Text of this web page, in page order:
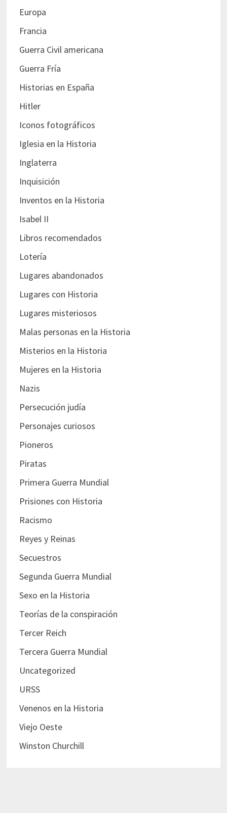
Europa
Francia
Guerra Civil americana
Guerra Fría
Historias en España
Hitler
Iconos fotográficos
Iglesia en la Historia
Inglaterra
Inquisición
Inventos en la Historia
Isabel II
Libros recomendados
Lotería
Lugares abandonados
Lugares con Historia
Lugares misteriosos
Malas personas en la Historia
Misterios en la Historia
Mujeres en la Historia
Nazis
Persecución judía
Personajes curiosos
Pioneros
Piratas
Primera Guerra Mundial
Prisiones con Historia
Racismo
Reyes y Reinas
Secuestros
Segunda Guerra Mundial
Sexo en la Historia
Teorías de la conspiración
Tercer Reich
Tercera Guerra Mundial
Uncategorized
URSS
Venenos en la Historia
Viejo Oeste
Winston Churchill